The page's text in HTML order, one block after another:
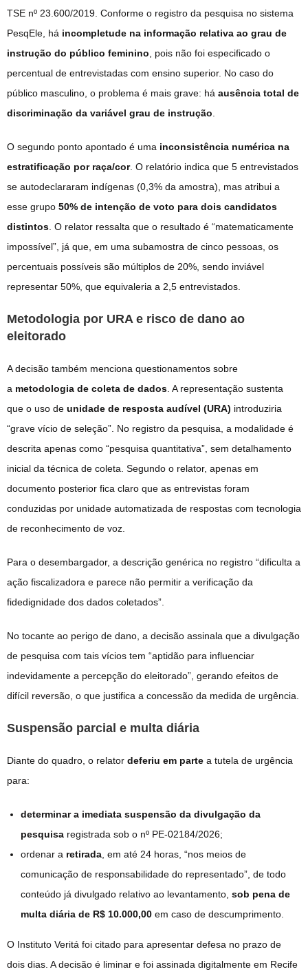
TSE nº 23.600/2019. Conforme o registro da pesquisa no sistema
PesqEle, há incompletude na informação relativa ao grau de
instrução do público feminino , pois não foi especificado o
percentual de entrevistadas com ensino superior. No caso do
público masculino, o problema é mais grave: há ausência total de
discriminação da variável grau de instrução
O segundo ponto apontado é uma inconsistência numérica na
estratificação por raça/cor. O relatório indica que 5 entrevistados
se autodeclararam indígenas (0,3% da amostra), mas atribui a
esse grupo 50% de intenção de voto para dois candidatos
distintos . O relator ressalta que o resultado é “matematicamente
impossível”, já que, em uma subamostra de cinco pessoas, os
percentuais possíveis são múltiplos de 20%, sendo inviável
representar 50%, que equivaleria a 2,5 entrevistados.
Metodologia por URA e risco de dano ao
eleitorado
A decisão também menciona questionamentos sobre
a metodologia de coleta de dados . A representação sustenta
que o uso de unidade de resposta audível (URA) introduziria
“grave vício de seleção”. No registro da pesquisa, a modalidade é
descrita apenas como “pesquisa quantitativa”, sem detalhamento
inicial da técnica de coleta. Segundo o relator, apenas em
documento posterior fica claro que as entrevistas foram
conduzidas por unidade automatizada de respostas com tecnologia
de reconhecimento de voz.
Para o desembargador, a descrição genérica no registro “dificulta a
ação fiscalizadora e parece não permitir a verificação da
fidedignidade dos dados coletados”.
No tocante ao perigo de dano, a decisão assinala que a divulgação
de pesquisa com tais vícios tem “aptidão para influenciar
indevidamente a percepção do eleitorado”, gerando efeitos de
difícil reversão, o que justifica a concessão da medida de urgência.
Suspensão parcial e multa diária
Diante do quadro, o relator deferiu em parte a tutela de urgência
para:
determinar a imediata suspensão da divulgação da
pesquisa registrada sob o nº PE-02184/2026;
ordenar a retirada , em até 24 horas, “nos meios de
comunicação de responsabilidade do representado”, de todo
conteúdo já divulgado relativo ao levantamento, sob pena de
multa diária de R$ 10.000,00 em caso de descumprimento.
O Instituto Veritá foi citado para apresentar defesa no prazo de
dois dias. A decisão é liminar e foi assinada digitalmente em Recife